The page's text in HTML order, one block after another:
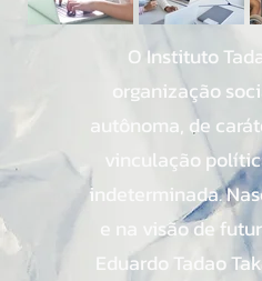
O Instituto
organização
autônoma, de
vinculação
indeterminada.
e na visão de
Eduardo Tadao